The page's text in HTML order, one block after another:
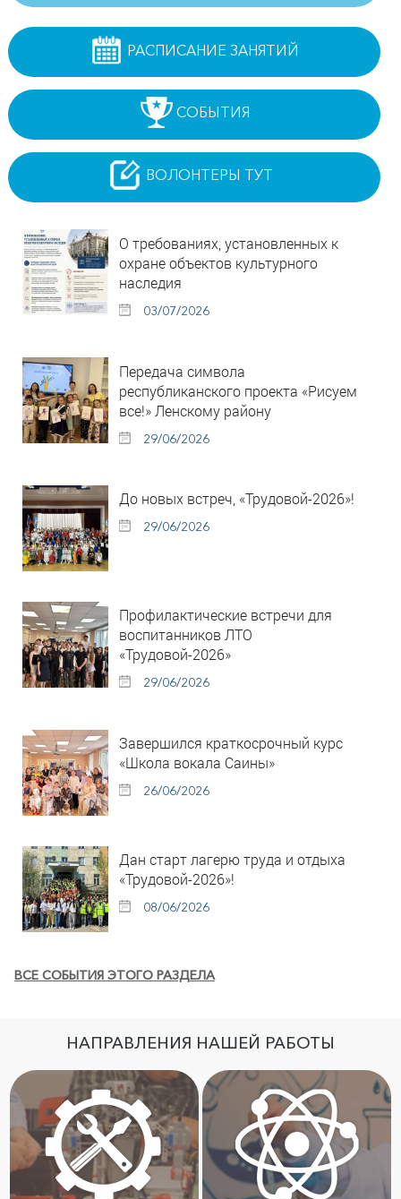
РАСПИСАНИЕ ЗАНЯТИЙ
СОБЫТИЯ
ВОЛОНТЕРЫ ТУТ
О требованиях, установленных к
охране объектов культурного
наследия
03/07/2026
Передача символа
республиканского проекта «Рисуем
все!» Ленскому району
29/06/2026
До новых встреч, «Трудовой-2026»!
29/06/2026
Профилактические встречи для
воспитанников ЛТО
«Трудовой-2026»
29/06/2026
Завершился краткосрочный курс
«Школа вокала Саины»
26/06/2026
Дан старт лагерю труда и отдыха
«Трудовой-2026»!
08/06/2026
ВСЕ СОБЫТИЯ ЭТОГО РАЗДЕЛА
НАПРАВЛЕНИЯ НАШЕЙ РАБОТЫ